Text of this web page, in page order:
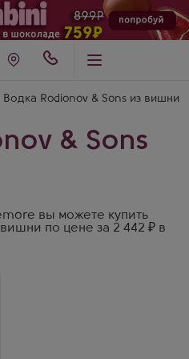
Водка Rodionov & Sons из вишни
& Sons
вы можете купить
по цене за 2 442 ₽ в